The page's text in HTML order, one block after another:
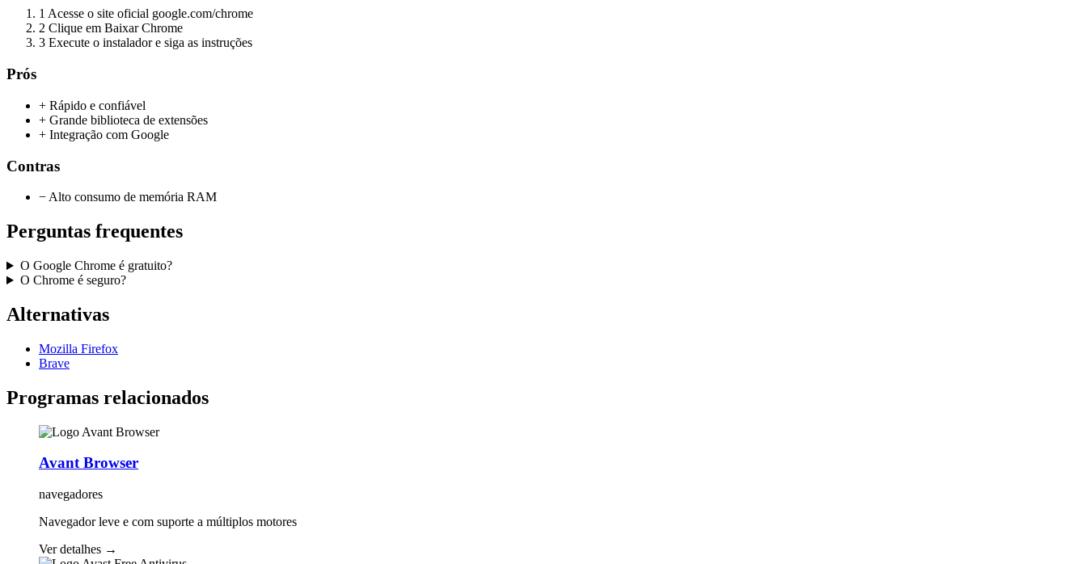
1 Acesse o site oficial google.com/chrome
2 Clique em Baixar Chrome
3 Execute o instalador e siga as instruções
Prós
+ Rápido e confiável
+ Grande biblioteca de extensões
+ Integração com Google
Contras
− Alto consumo de memória RAM
Perguntas frequentes
O Google Chrome é gratuito?
O Chrome é seguro?
Alternativas
Mozilla Firefox
Brave
Programas relacionados
Avant Browser
navegadores
Navegador leve e com suporte a múltiplos motores
Ver detalhes →